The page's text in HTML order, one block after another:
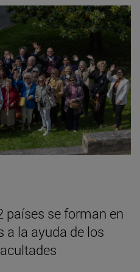
países se forman en
a la ayuda de los